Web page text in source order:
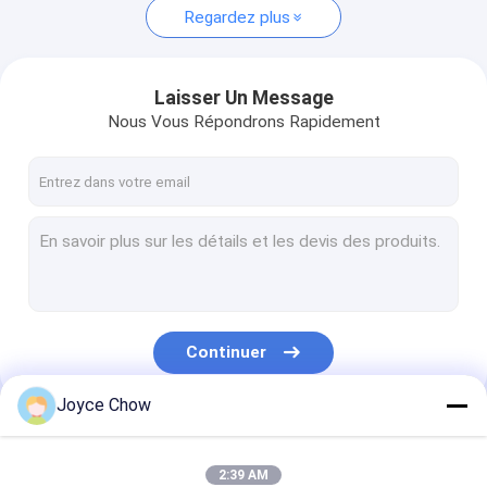
Regardez plus
Laisser Un Message
Nous Vous Répondrons Rapidement
Continuer
Nos Catégories
Joyce Chow
2:39 AM